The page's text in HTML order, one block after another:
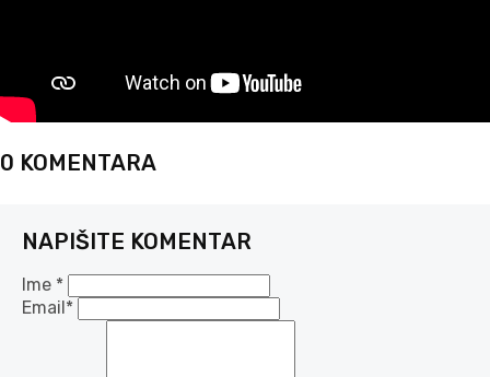
0 KOMENTARA
NAPIŠITE KOMENTAR
Ime *
Email*